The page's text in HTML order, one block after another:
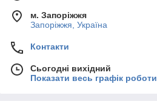
м. Запоріжжя
Запоріжжя, Україна
Контакти
Сьогодні вихідний
Показати весь графік роботи